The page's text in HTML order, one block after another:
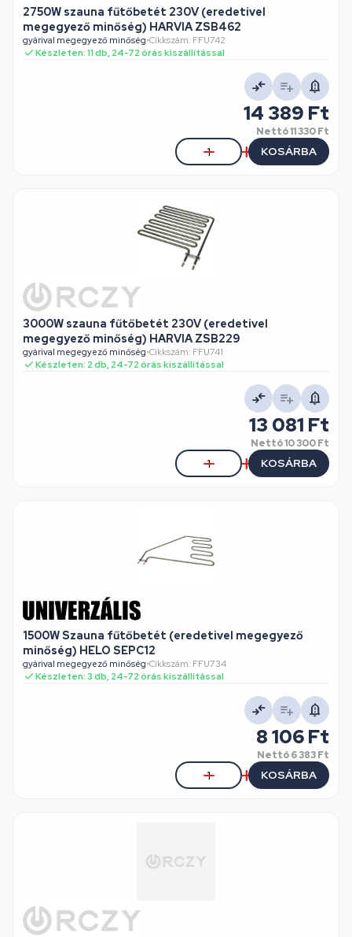
2750W szauna fűtőbetét 230V (eredetivel
megegyező minőség) HARVIA ZSB462
gyárival megegyező minőség•Cikkszám: FFU742
Készleten: 11 db, 24-72 órás kiszállítással
14 389 Ft
Nettó11 330 Ft
KOSÁRBA
3000W szauna fűtőbetét 230V (eredetivel
megegyező minőség) HARVIA ZSB229
gyárival megegyező minőség•Cikkszám: FFU741
Készleten: 2 db, 24-72 órás kiszállítással
13 081 Ft
Nettó10 300 Ft
KOSÁRBA
1500W Szauna fűtőbetét (eredetivel megegyező
minőség) HELO SEPC12
gyárival megegyező minőség•Cikkszám: FFU734
Készleten: 3 db, 24-72 órás kiszállítással
8 106 Ft
Nettó6 383 Ft
KOSÁRBA